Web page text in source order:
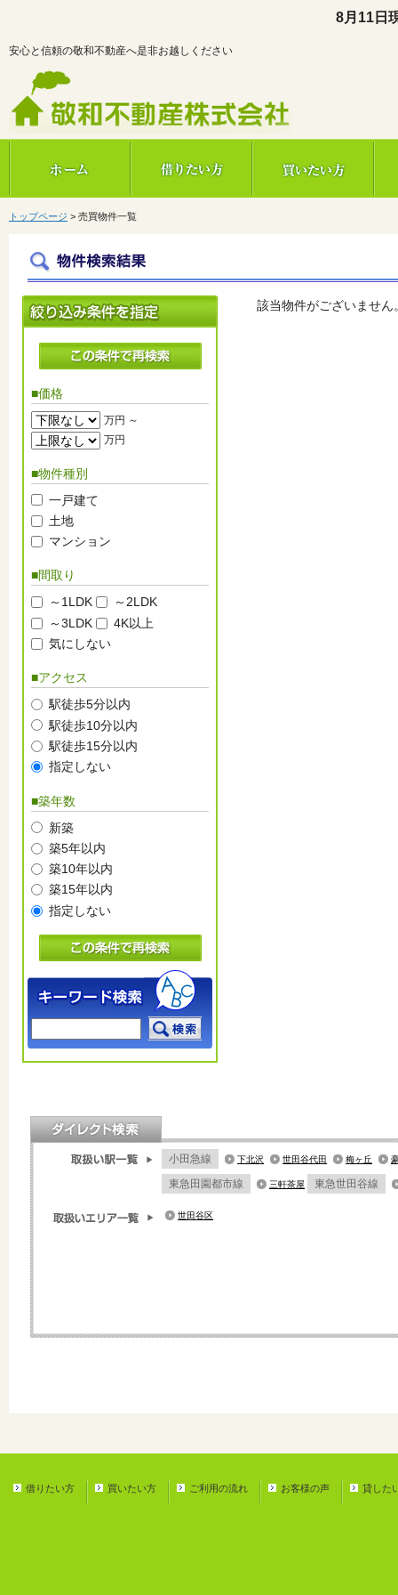
8月11日
安心と信頼の敬和不動産へ是非お越しください
トップページ > 売買物件一覧
該当物件がございません
■価格
万円 ～
万円
■物件種別
一戸建て
土地
マンション
■間取り
～1LDK
～2LDK
～3LDK
4K以上
気にしない
■アクセス
駅徒歩5分以内
駅徒歩10分以内
駅徒歩15分以内
指定しない
■築年数
新築
築5年以内
築10年以内
築15年以内
指定しない
小田急線 下北沢 世田谷代田 梅ヶ丘
東急田園都市線 三軒茶屋 東急世田谷線
世田谷区
借りたい方 買いたい方 ご利用の流れ お客様の声 貸した